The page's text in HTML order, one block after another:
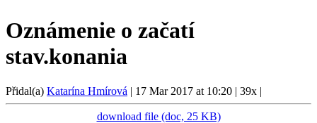
Oznámenie o začatí
stav.konania
Přidal(a) Katarína Hmírová | 17 Mar 2017 at 10:20 | 39x |
download file (doc, 25 KB)